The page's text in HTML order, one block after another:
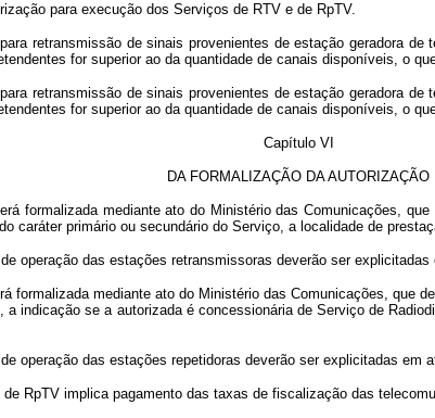
para execução dos Serviços de RTV e de RpTV.
de sinais provenientes de estação geradora de
for superior ao da quantidade de canais disponíveis, o
de sinais provenientes de estação geradora de
for superior ao da quantidade de canais disponíveis, o
Capítulo VI
DA FORMALIZAÇÃO DA AUTORIZAÇÃO
mediante ato do Ministério das Comunicações, que
caráter primário ou secundário do Serviço, a localidade de
das estações retransmissoras deverão ser explicitadas
mediante ato do Ministério das Comunicações, que
indicação se a autorizada é concessionária de Serviço de
das estações repetidoras deverão ser explicitadas em
implica pagamento das taxas de fiscalização das